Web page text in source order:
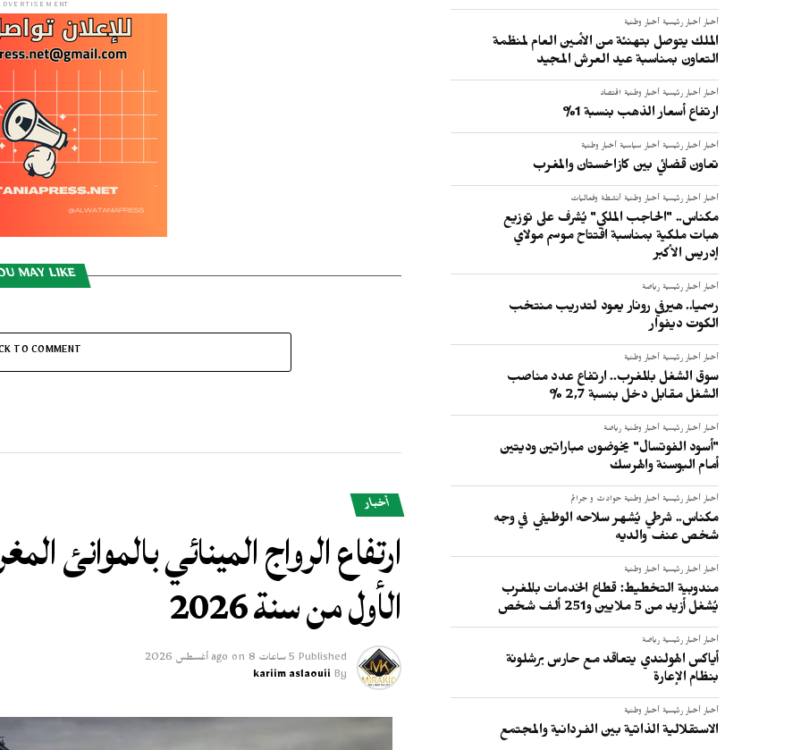
أخبار أخبار رئيسية أخبار وطنية
الملك يتوصل بتهنئة من الأمين العام لمنظمة
التعاون بمناسبة عيد العرش المجيد
أخبار أخبار رئيسية أخبار وطنية اقتصاد
ارتفاع أسعار الذهب بنسبة 1%
أخبار أخبار رئيسية أخبار سياسية أخبار وطنية
تعاون قضائي بين كازاخستان والمغرب
أخبار أخبار رئيسية أخبار وطنية أنشطة وفعاليات
مكناس.. "الحاجب الملكي" يُشرف على توزيع
هبات ملكية بمناسبة افتتاح موسم مولاي
إدريس الأكبر
أخبار أخبار رئيسية رياضة
رسميا.. هيرفي رونار يعود لتدريب منتخب
الكوت ديفوار
أخبار أخبار رئيسية أخبار وطنية
سوق الشغل بالمغرب.. ارتفاع عدد مناصب
الشغل مقابل دخل بنسبة 2,7 %
أخبار أخبار رئيسية أخبار وطنية رياضة
"أسود الفوتسال" يخوضون مباراتين وديتين
أمام البوسنة والهرسك
أخبار أخبار رئيسية أخبار وطنية حوادث و جرائم
مكناس.. شرطي يُشهر سلاحه الوظيفي في وجه
شخص عنف والديه
أخبار أخبار رئيسية أخبار وطنية
مندوبية التخطيط: قطاع الخدمات بالمغرب
يُشغل أزيد من 5 ملايين و251 ألف شخص
أخبار أخبار رئيسية رياضة
أياكس الهولندي يتعاقد مع حارس برشلونة
بنظام الإعارة
أخبار أخبار رئيسية أخبار وطنية
الاستقلالية الذاتية بين الفردانية والمجتمع
MAY LIKE
TO COMMENT
أخبار
الأول من سنة 2026
Published 5 ساعات ago on 8 أغسطس 2026
By
kariim aslaouii